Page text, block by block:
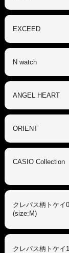
EXCEED
N watch
ANGEL HEART
ORIENT
CASIO Collection
クレパス柄トケイ
(size:M)
クレパス柄トケイ